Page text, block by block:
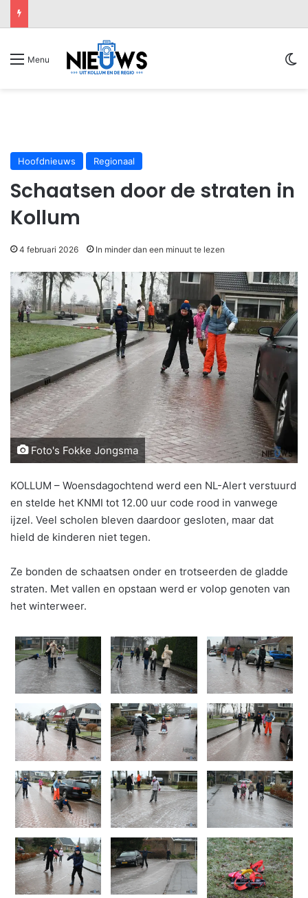
Menu
Hoofdnieuws Regionaal
Schaatsen door de straten in
Kollum
4 februari 2026 In minder dan een minuut te lezen
Foto's Fokke Jongsma
KOLLUM – Woensdagochtend werd een NL-Alert verstuurd
en stelde het KNMI tot 12.00 uur code rood in vanwege
ijzel. Veel scholen bleven daardoor gesloten, maar dat
hield de kinderen niet tegen.
Ze bonden de schaatsen onder en trotseerden de gladde
straten. Met vallen en opstaan werd er volop genoten van
het winterweer.